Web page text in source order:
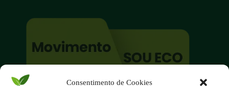
Consentimento de Cookies